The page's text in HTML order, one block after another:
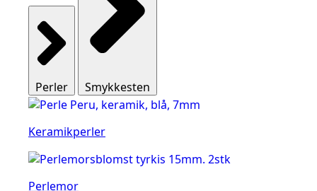
Perler Smykkesten
Keramikperler
Perlemor